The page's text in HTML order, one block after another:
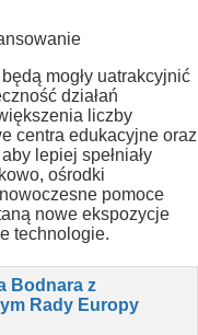
mogły uatrakcyjnić
działań
liczby
centra edukacyjne oraz
lepiej spełniały
ośrodki
pomoce
nowe ekspozycje
technologie.
Bodnara z
Rady Europy